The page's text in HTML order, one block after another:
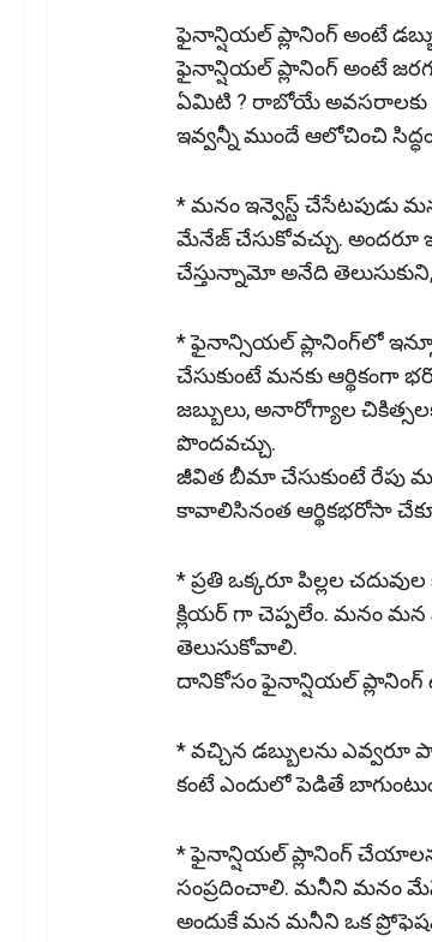
ఫైనాన్షియల్ ప్లానింగ్ అంటే
ఫైనాన్షియల్ ప్లానింగ్ అంటే
ఏమిటి ? రాబోయే అవసరాలకు
ఇవ్వ‌న్నీ ముందే ఆలోచించి
* మనం ఇన్వెస్ట్ చేసేటపుడు
మేనేజ్ చేసుకోవచ్చు. అందరూ
చేస్తున్నామో అనేది
* ఫైనాన్సియ‌ల్ ప్లానింగ్‌లో
చేసుకుంటే మ‌న‌కు ఆర్థికంగా
జ‌బ్బులు, అనారోగ్యాల
పొంద‌వ‌చ్చు.
జీవిత బీమా చేసుకుంటే రేపు
కావాలిసినంత ఆర్థికభ‌రోసా
* ప్రతి ఒక్కరూ పిల్లల
క్లియర్ గా చెప్పలేం. మనం మన
తెలుసుకోవాలి.
దానికోసం ఫైనాన్షియల్ ప్లానింగ్
* వచ్చిన డబ్బులను ఎవ్వరూ
కంటే ఎందులో పెడితే
* ఫైనాన్షియల్ ప్లానింగ్
సంప్రదించాలి. మనీని మనం
అందుకే మన మనీని ఒక